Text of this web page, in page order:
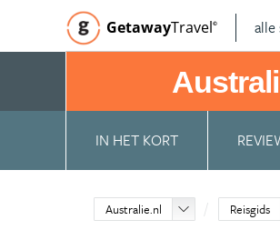
GetawayTravel© alle
IN HET KORT
Australie.nl Reisgids